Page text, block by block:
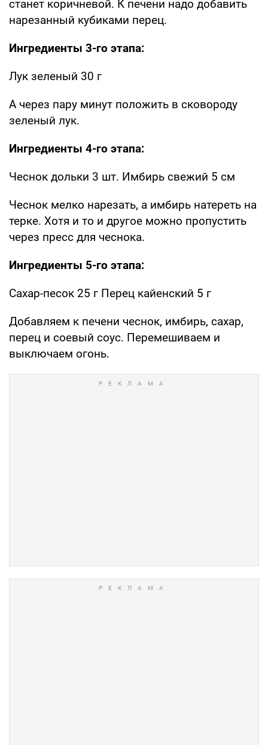
станет коричневой. К печени надо добавить
нарезанный кубиками перец.
Ингредиенты 3-го этапа:
Лук зеленый 30 г
А через пару минут положить в сковороду
зеленый лук.
Ингредиенты 4-го этапа:
Чеснок дольки 3 шт. Имбирь свежий 5 см
Чеснок мелко нарезать, а имбирь натереть на
терке. Хотя и то и другое можно пропустить
через пресс для чеснока.
Ингредиенты 5-го этапа:
Сахар-песок 25 г Перец кайенский 5 г
Добавляем к печени чеснок, имбирь, сахар,
перец и соевый соус. Перемешиваем и
выключаем огонь.